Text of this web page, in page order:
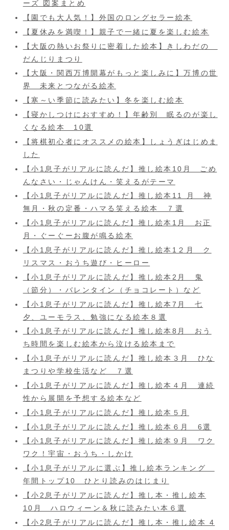
ーズ 図案まとめ
【園でも大人気！】外国のロングセラー絵本
【夏休みを満喫！】親子で一緒に夏を楽しむ絵本
【大阪の熱いお祭りに密着した絵本】きしわだの
だんじりまつり
【大阪・関西万博開幕がもっと楽しみに】万博の世
界 未来とつながる絵本
【寒～い季節に読みたい】冬を楽しむ絵本
【寝かしつけにおすすめ！】年齢別 眠るのが楽し
くなる絵本 10選
【将棋初心者にオススメの絵本】しょうぎはじめま
した
【小1息子がリアルに読んだ】推し絵本10月 ごめ
んなさい・じゃんけん・笑えるがテーマ
【小1息子がリアルに読んだ】推し絵本11 月 神
無月・秋の定番・ハマる笑える絵本 ７選
【小1息子がリアルに読んだ】推し絵本1月 お正
月・ぐーぐーお腹が鳴る絵本
【小1息子がリアルに読んだ】推し絵本1２月 ク
リスマス・おうち遊び・ヒーロー
【小1息子がリアルに読んだ】推し絵本2月 鬼
（節分）・バレンタイン（チョコレート）など
【小1息子がリアルに読んだ】推し絵本7月 七
夕、ユーモラス、勉強になる絵本８選
【小1息子がリアルに読んだ】推し絵本8月 おう
ち時間を楽しむ絵本から泣ける絵本まで
【小1息子がリアルに読んだ】推し絵本３月 ひな
まつりや学校生活など ７選
【小1息子がリアルに読んだ】推し絵本４月 連続
性から展開を予想する絵本など
【小1息子がリアルに読んだ】推し絵本５月
【小1息子がリアルに読んだ】推し絵本６月 6選
【小1息子がリアルに読んだ】推し絵本９月 ワク
ワク！宇宙・おうち・しかけ
【小1息子がリアルに選ぶ】推し絵本ランキング
年間トップ10 ひとり読みのはじまり
【小2息子がリアルに読んだ】推し本・推し絵本
10月 ハロウィーン＆秋に読みたい本６選
【小2息子がリアルに読んだ】推し本・推し絵本 4